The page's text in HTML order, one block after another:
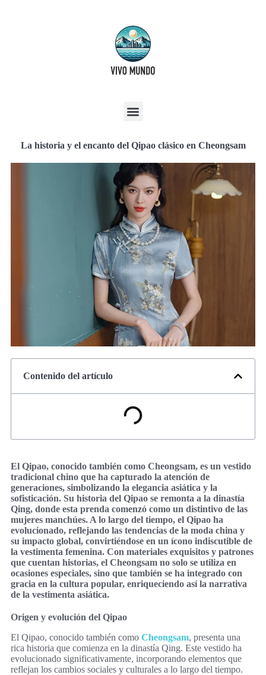
La historia y el encanto del Qipao clásico en Cheongsam
Contenido del artículo
El Qipao, conocido también como Cheongsam, es un vestido
tradicional chino que ha capturado la atención de
generaciones, simbolizando la elegancia asiática y la
sofisticación. Su historia del Qipao se remonta a la dinastía
Qing, donde esta prenda comenzó como un distintivo de las
mujeres manchúes. A lo largo del tiempo, el Qipao ha
evolucionado, reflejando las tendencias de la moda china y
su impacto global, convirtiéndose en un ícono indiscutible de
la vestimenta femenina. Con materiales exquisitos y patrones
que cuentan historias, el Cheongsam no solo se utiliza en
ocasiones especiales, sino que también se ha integrado con
gracia en la cultura popular, enriqueciendo así la narrativa
de la vestimenta asiática.
Origen y evolución del Qipao
El Qipao, conocido también como Cheongsam, presenta una
rica historia que comienza en la dinastía Qing. Este vestido ha
evolucionado significativamente, incorporando elementos que
reflejan los cambios sociales y culturales a lo largo del tiempo.